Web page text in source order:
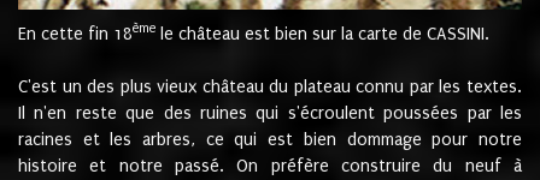
En cette fin 18ème le château est bien sur la carte de CASSINI.
C'est un des plus vieux château du plateau connu par les textes.
Il n'en reste que des ruines qui s'écroulent poussées par les
racines et les arbres, ce qui est bien dommage pour notre
histoire et notre passé. On préfère construire du neuf à